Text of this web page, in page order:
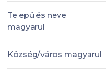
Település neve
magyarul
Község/város magyarul